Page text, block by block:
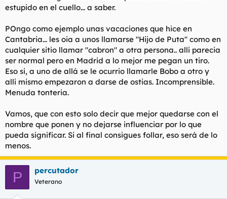
estupido en el cuello... a saber.
POngo como ejemplo unas vacaciones que hice en
Cantabria... les oia a unos llamarse "Hijo de Puta" como en
cualquier sitio llamar "cabron" a otra persona.. alli parecia
ser normal pero en Madrid a lo mejor me pegan un tiro.
Eso si, a uno de allá se le ocurrio llamarle Bobo a otro y
alli mismo empezaron a darse de ostias. Incomprensible.
Menuda tonteria.
Vamos, que con esto solo decir que mejor quedarse con el
nombre que ponen y no dejarse influenciar por lo que
pueda significar. Si al final consigues follar, eso será de lo
menos.
P percutador
Veterano